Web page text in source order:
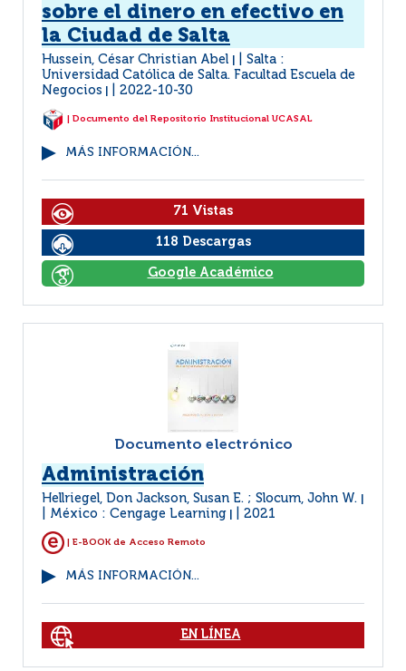
sobre el dinero en efectivo en
la Ciudad de Salta
Hussein, César Christian Abel
Salta :
Universidad Católica de Salta. Facultad Escuela de
Negocios
2022-10-30
| Documento del Repositorio Institucional UCASAL
MÁS INFORMACIÓN...
71 Vistas
118 Descargas
Google Académico
Documento electrónico
Administración
Hellriegel, Don Jackson, Susan E. ; Slocum, John W.
México : Cengage Learning 2021
| E-BOOK de Acceso Remoto
MÁS INFORMACIÓN...
EN LÍNEA